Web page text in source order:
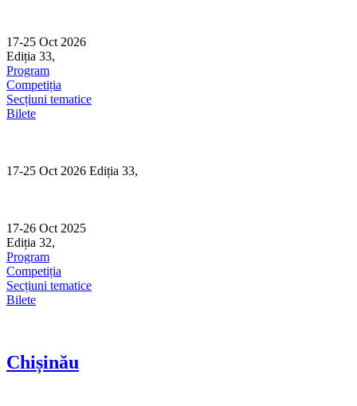
content
17-25 Oct 2026
Ediția 33,
Program
Competiția
Secțiuni tematice
Bilete
17-25 Oct 2026 Ediția 33,
17-26 Oct 2025
Ediția 32,
Program
Competiția
Secțiuni tematice
Bilete
Chișinău